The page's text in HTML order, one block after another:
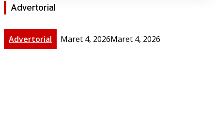
Advertorial
Advertorial Maret 4, 2026Maret 4, 2026